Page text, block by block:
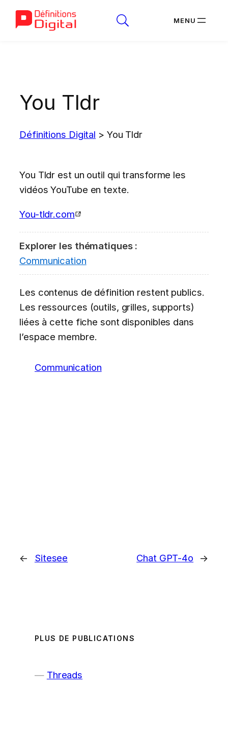
You Tldr
Définitions Digital > You Tldr
You Tldr est un outil qui transforme les
vidéos YouTube en texte.
You-tldr.com
Explorer les thématiques :
Communication
Les contenus de définition restent publics.
Les ressources (outils, grilles, supports)
liées à cette fiche sont disponibles dans
l’espace membre.
Communication
← Sitesee Chat GPT-4o →
PLUS DE PUBLICATIONS
Threads